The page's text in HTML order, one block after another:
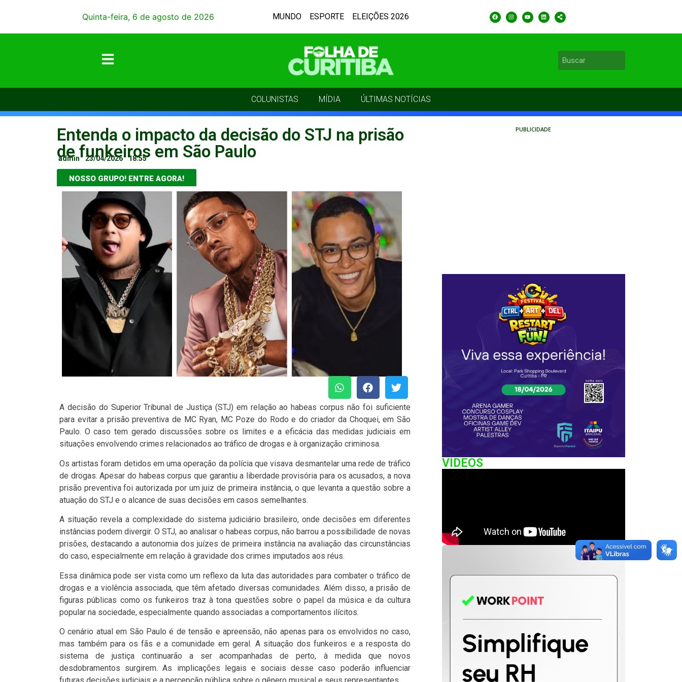
Quinta-feira, 6 de agosto de 2026 MUNDO ESPORTE ELEIÇÕES 2026
COLUNISTAS MÍDIA ÚLTIMAS NOTÍCIAS
Entenda o impacto da decisão do STJ na prisão
de funkeiros em São Paulo
admin 23/04/2026 18:55
NOSSO GRUPO! ENTRE AGORA!
A decisão do Superior Tribunal de Justiça (STJ) em relação ao habeas corpus não foi suficiente
para evitar a prisão preventiva de MC Ryan, MC Poze do Rodo e do criador da Choquei, em São
Paulo. O caso tem gerado discussões sobre os limites e a eficácia das medidas judiciais em
situações envolvendo crimes relacionados ao tráfico de drogas e à organização criminosa.
Os artistas foram detidos em uma operação da polícia que visava desmantelar uma rede de tráfico
de drogas. Apesar do habeas corpus que garantiu a liberdade provisória para os acusados, a nova
prisão preventiva foi autorizada por um juiz de primeira instância, o que levanta a questão sobre a
atuação do STJ e o alcance de suas decisões em casos semelhantes.
A situação revela a complexidade do sistema judiciário brasileiro, onde decisões em diferentes
instâncias podem divergir. O STJ, ao analisar o habeas corpus, não barrou a possibilidade de novas
prisões, destacando a autonomia dos juízes de primeira instância na avaliação das circunstâncias
do caso, especialmente em relação à gravidade dos crimes imputados aos réus.
Essa dinâmica pode ser vista como um reflexo da luta das autoridades para combater o tráfico de
drogas e a violência associada, que têm afetado diversas comunidades. Além disso, a prisão de
figuras públicas como os funkeiros traz à tona questões sobre o papel da música e da cultura
popular na sociedade, especialmente quando associadas a comportamentos ilícitos.
O cenário atual em São Paulo é de tensão e apreensão, não apenas para os envolvidos no caso,
mas também para os fãs e a comunidade em geral. A situação dos funkeiros e a resposta do
sistema de justiça continuarão a ser acompanhadas de perto, à medida que novos
desdobramentos surgirem. As implicações legais e sociais desse caso poderão influenciar
PUBLICIDADE
VIDEOS